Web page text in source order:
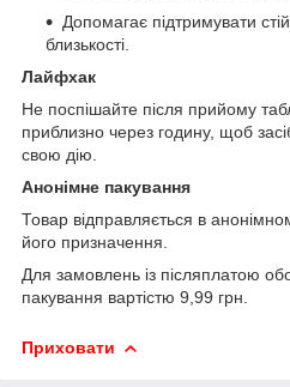
Допомагає підтримувати
близькості.
Лайфхак
Не поспішайте після прийому
приблизно через годину, щоб
свою дію.
Анонімне пакування
Товар відправляється в
його призначення.
Для замовлень із післяплатою
пакування вартістю 9,99 грн.
Приховати